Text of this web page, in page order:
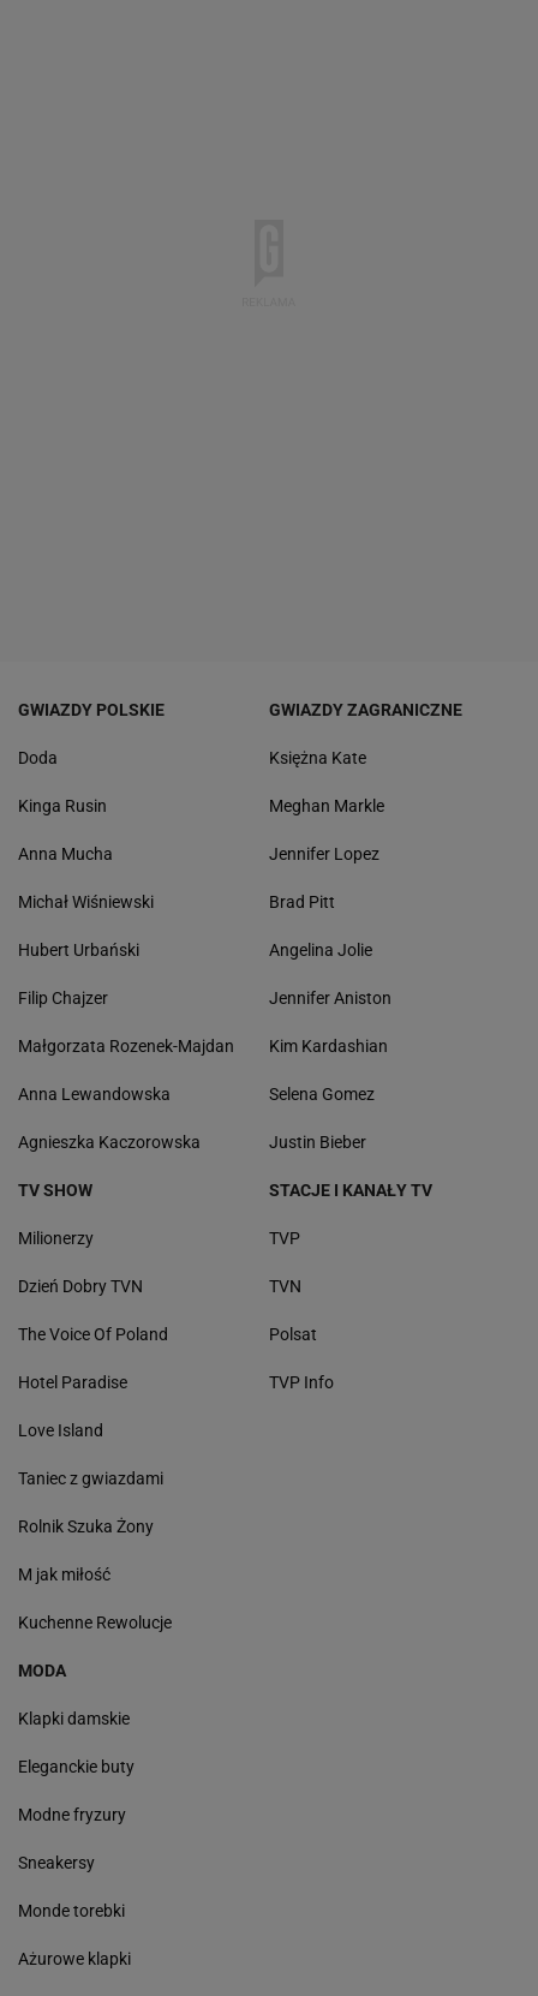
GWIAZDY POLSKIE
Doda
Kinga Rusin
Anna Mucha
Michał Wiśniewski
Hubert Urbański
Filip Chajzer
Małgorzata Rozenek-Majdan
Anna Lewandowska
Agnieszka Kaczorowska
GWIAZDY ZAGRANICZNE
Księżna Kate
Meghan Markle
Jennifer Lopez
Brad Pitt
Angelina Jolie
Jennifer Aniston
Kim Kardashian
Selena Gomez
Justin Bieber
TV SHOW
Milionerzy
Dzień Dobry TVN
The Voice Of Poland
Hotel Paradise
Love Island
Taniec z gwiazdami
Rolnik Szuka Żony
M jak miłość
Kuchenne Rewolucje
STACJE I KANAŁY TV
TVP
TVN
Polsat
TVP Info
MODA
Klapki damskie
Eleganckie buty
Modne fryzury
Sneakersy
Monde torebki
Ażurowe klapki